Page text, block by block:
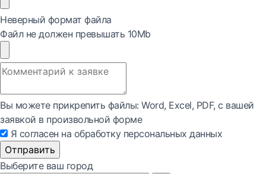
Неверный формат файла
Файл не должен превышать 10Mb
Вы можете прикрепить файлы: Word, Exсel, PDF, с вашей
заявкой в произвольной форме
Я согласен на обработку персональных данных
Отправить
Выберите ваш город